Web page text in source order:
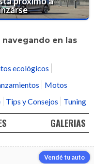
en las
ecológicos
Motos
Tips y Consejos Tuning
GALERIAS
Vendé tu auto